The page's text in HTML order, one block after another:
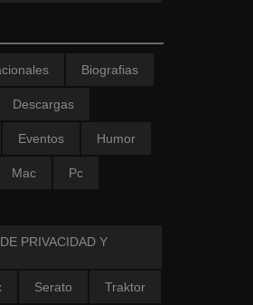
Biografias
Descargas
Eventos Humor
Mac Pc
PRIVACIDAD Y
Serato Traktor